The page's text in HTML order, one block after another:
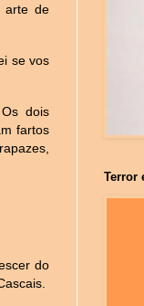
arte de
se vos
dois
fartos
do
Terror